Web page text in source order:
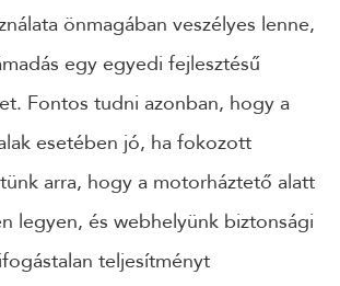
önmagában veszélyes lenne,
egy egyedi fejlesztésű
Fontos tudni azonban, hogy a
esetében jó, ha fokozott
arra, hogy a motorháztető alatt
legyen, és webhelyünk biztonsági
teljesítményt